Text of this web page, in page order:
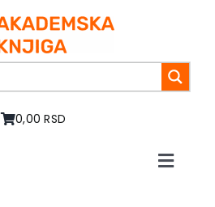
0,00 RSD
Toggle